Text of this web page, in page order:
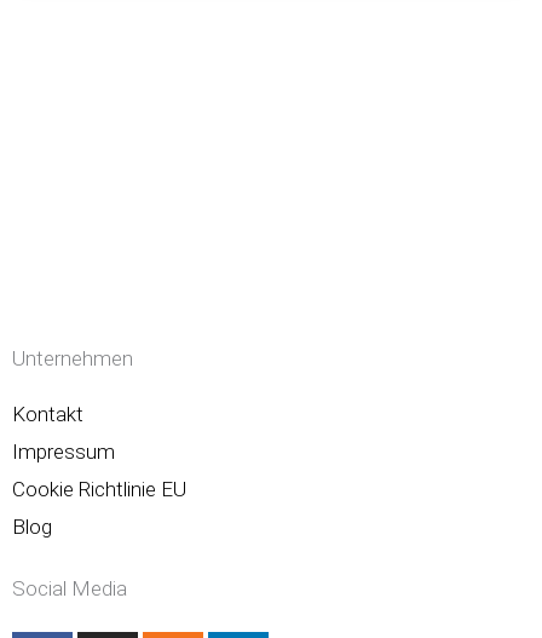
Unternehmen
Kontakt
Impressum
Cookie Richtlinie EU
Blog
Social Media